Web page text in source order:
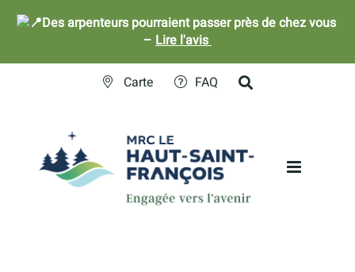
Des arpenteurs pourraient passer près de chez vous
– Lire l'avis
Carte FAQ